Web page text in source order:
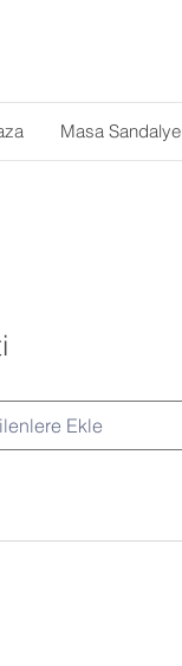
Masa Sandalye
Ekle